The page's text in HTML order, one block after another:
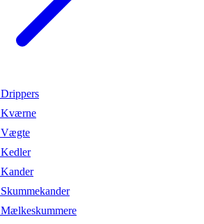
Drippers
Kværne
Vægte
Kedler
Kander
Skummekander
Mælkeskummere